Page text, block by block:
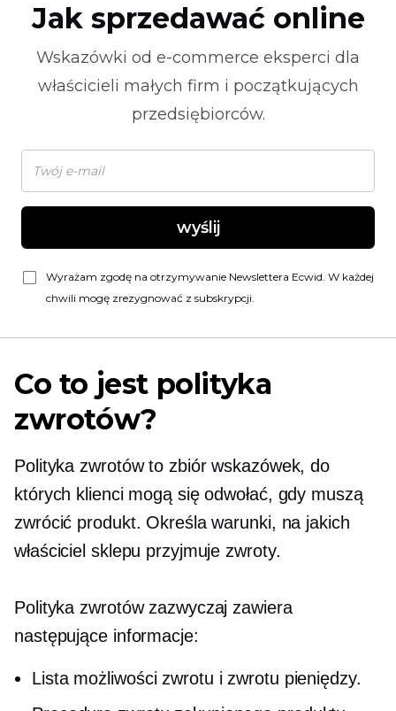
Jak sprzedawać online
Wskazówki od e-commerce eksperci dla
właścicieli małych firm i początkujących
przedsiębiorców.
wyślij
Wyrażam zgodę na otrzymywanie Newslettera Ecwid. W każdej
chwili mogę zrezygnować z subskrypcji.
Co to jest polityka
zwrotów?
Polityka zwrotów to zbiór wskazówek, do
których klienci mogą się odwołać, gdy muszą
zwrócić produkt. Określa warunki, na jakich
właściciel sklepu przyjmuje zwroty.
Polityka zwrotów zazwyczaj zawiera
następujące informacje:
Lista możliwości zwrotu i zwrotu pieniędzy.